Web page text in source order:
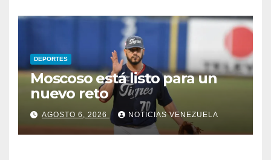
DEPORTES
Moscoso está listo para un
nuevo reto
AGOSTO 6, 2026 NOTICIAS VENEZUELA